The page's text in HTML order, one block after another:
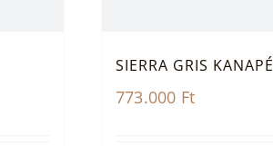
SIERRA GRIS KANAPÉ
773.000 Ft